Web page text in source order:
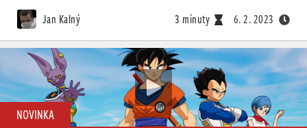
Jan Kalný 3 minuty 6. 2. 2023
NOVINKA